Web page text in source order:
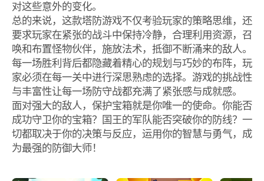
对这些意外的变化。
总的来说，这款塔防游戏不仅考验玩家的策略思维，还
要求玩家在紧张的战斗中保持冷静，合理利用资源，召
唤和布置怪物伙伴，施放法术，抵御不断涌来的敌人。
每一场胜利背后都隐藏着精心的规划与巧妙的布阵，玩
家必须在每一关中进行深思熟虑的选择。游戏的挑战性
与丰富性让每一场防守战都充满了紧张感与成就感。
面对强大的敌人，保护宝箱就是你唯一的使命。你能否
成功守卫你的宝箱？国王的军队能否突破你的防线？一
切都取决于你的决策与反应，运用你的智慧与勇气，成
为最强的防御大师！